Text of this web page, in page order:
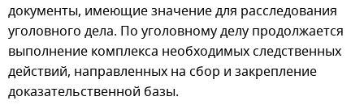
документы, имеющие значение для расследования
уголовного дела. По уголовному делу продолжается
выполнение комплекса необходимых следственных
действий, направленных на сбор и закрепление
доказательственной базы.